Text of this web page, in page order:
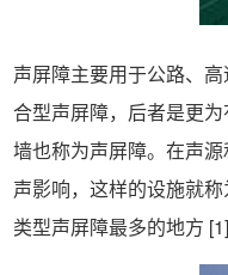
声屏障主要用于公路、
合型声屏障，后者是更
墙也称为声屏障。在声
声影响，这样的设施就
类型声屏障最多的地方